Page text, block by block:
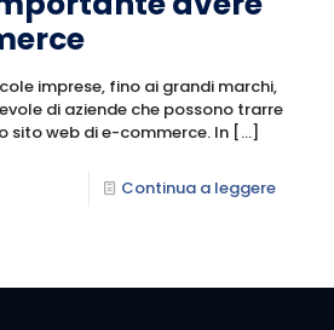
imprese, fino ai grandi marchi,
di aziende che possono trarre
sito web di e-commerce. In […]
Continua a leggere